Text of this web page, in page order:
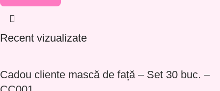
Recent vizualizate
Cadou cliente mască de față – Set 30 buc. –